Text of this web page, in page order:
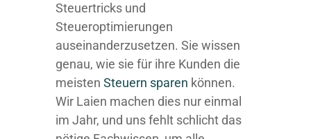
Steuertricks und
Steueroptimierungen
auseinanderzusetzen. Sie wissen
genau, wie sie für ihre Kunden die
meisten Steuern sparen können.
Wir Laien machen dies nur einmal
im Jahr, und uns fehlt schlicht das